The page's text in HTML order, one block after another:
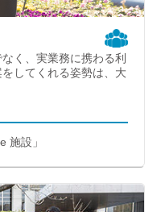
く、実業務に携わる利
してくれる姿勢は、大
施設」